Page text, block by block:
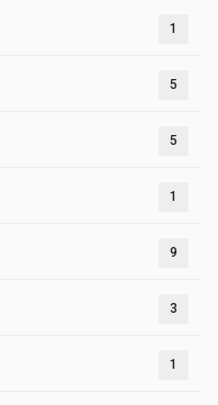
1
5
5
1
9
3
1